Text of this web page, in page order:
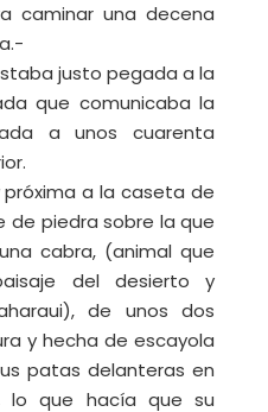
caminar una decena
justo pegada a la
que comunicaba la
a unos cuarenta
a la caseta de
de piedra sobre la que
cabra, (animal que
del desierto y
de unos dos
y hecha de escayola
patas delanteras en
lo que hacía que su